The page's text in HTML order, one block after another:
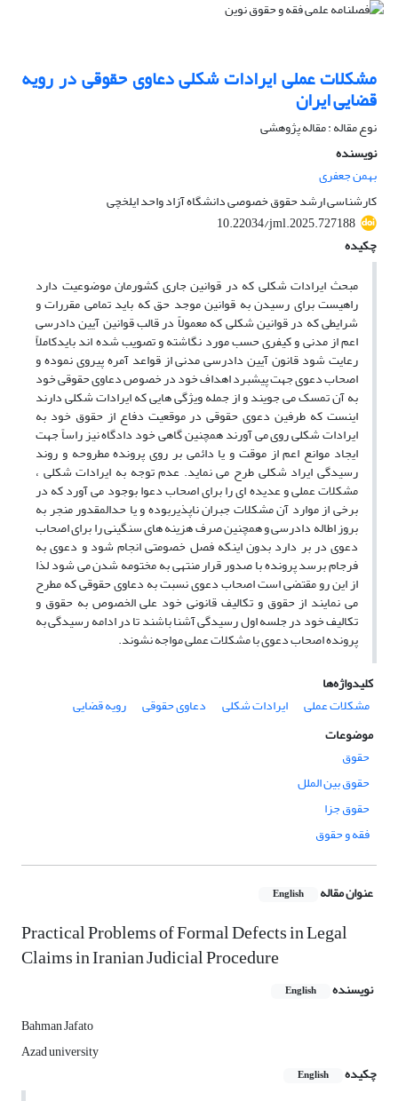
مشکلات عملی ایرادات شکلی دعاوی حقوقی در رویه
قضایی ایران
نوع مقاله : مقاله پژوهشی
نویسنده
بهمن جعفری
کارشناسی ارشد حقوق خصوصی دانشگاه آزاد واحد ایلخچی
10.22034/jml.2025.727188
چکیده
مبحث ایرادات شکلی که در قوانین جاری کشورمان موضوعیت دارد
راهیست برای رسیدن به قوانین موجد حق که باید تمامی مقررات و
شرایطی که در قوانین شکلی که معمولاً در قالب قوانین آیین دادرسی
اعم از مدنی و کیفری حسب مورد نگاشته و تصویب شده اند بایدکاملاً
رعایت شود قانون آیین دادرسی مدنی از قواعد آمره پیروی نموده و
اصحاب دعوی جهت پیشبرد اهداف خود در خصوص دعاوی حقوقی خود
به آن تمسک می جویند و از جمله ویژگی هایی که ایرادات شکلی دارند
اینست که طرفین دعوی حقوقی در موقعیت دفاع از حقوق خود به
ایرادات شکلی روی می آورند همچنین گاهی خود دادگاه نیز راساً جهت
ایجاد موانع اعم از موقت و یا دائمی بر روی پرونده مطروحه و روند
رسیدگی ایراد شکلی طرح می نماید. عدم توجه به ایرادات شکلی ،
مشکلات عملی و عدیده ای را برای اصحاب دعوا بوجود می آورد که در
برخی از موارد آن مشکلات جبران ناپذیربوده و یا حدالمقدور منجر به
بروز اطاله دادرسی و همچنین صرف هزینه های سنگینی را برای اصحاب
دعوی در بر دارد بدون اینکه فصل خصومتی انجام شود و دعوی به
فرجام برسد پرونده با صدور قرار منتهی به مختومه شدن می شود لذا
از این رو مقتضی است اصحاب دعوی نسبت به دعاوی حقوقی که مطرح
می نمایند از حقوق و تکالیف قانونی خود علی الخصوص به حقوق و
تکالیف خود در جلسه اول رسیدگی آشنا باشند تا در ادامه رسیدگی به
پرونده اصحاب دعوی با مشکلات عملی مواجه نشوند.
کلیدواژه‌ها
مشکلات عملی
ایرادات شکلی دعاوی حقوقی
رویه قضایی
موضوعات
حقوق
حقوق بین الملل
حقوق جزا
فقه و حقوق
عنوان مقاله English
Practical Problems of Formal Defects in Legal
Claims in Iranian Judicial Procedure
نویسنده English
Bahman Jafato
Azad university
چکیده
English